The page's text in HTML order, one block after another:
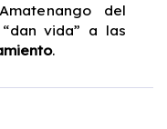
del
vida” a las
.